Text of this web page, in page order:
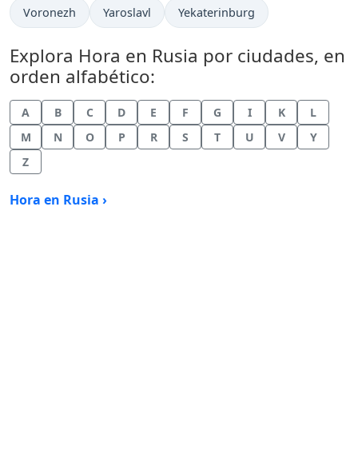
Hora actual en
Voronezh Hora actual en
Yaroslavl Hora actual en
Yekaterinburg
Explora Hora en Rusia por ciudades, en
orden alfabético:
A B C D E F G I K
L
M
N O P R S T U V
Y
Z
Hora en Rusia ›